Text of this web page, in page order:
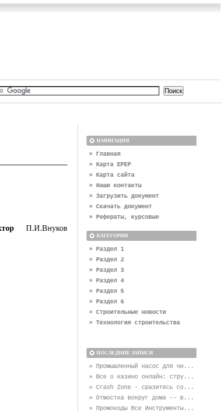
П.И.Внуков
НАВИГАЦИЯ
» Главная
» Карта EPEP
» Карта сайта
» Наши контакты
» Загрузить документ
» Скачать документ
» Рефераты, курсовые
КАТЕГОРИИ
» Раздел 1
» Раздел 2
» Раздел 3
» Раздел 4
» Раздел 5
» Раздел 6
» Строительные новости
» Технология строительства
ПОСЛЕДНИЕ ЗАПИСИ
» Промышленный насос для чи...
» Все о казино онлайн: стру...
» Crash Zone - сразитесь со...
» Отмостка вокруг дома -- в...
» Промокоды Все Инструменты...